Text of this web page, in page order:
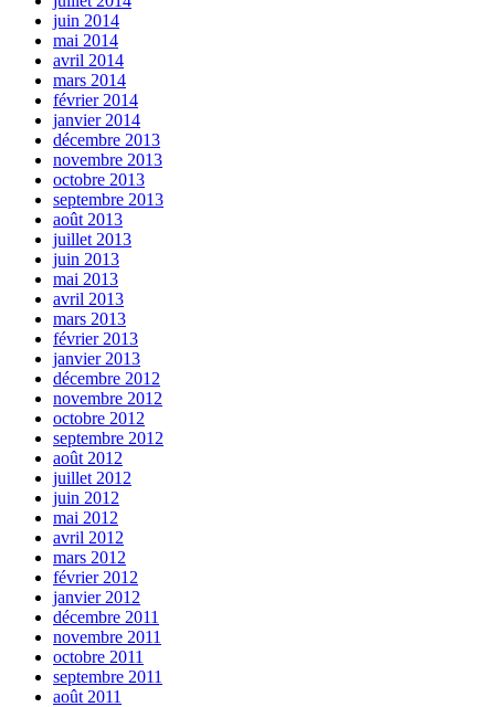
juin 2014
mai 2014
avril 2014
mars 2014
février 2014
janvier 2014
décembre 2013
novembre 2013
octobre 2013
septembre 2013
août 2013
juillet 2013
juin 2013
mai 2013
avril 2013
mars 2013
février 2013
janvier 2013
décembre 2012
novembre 2012
octobre 2012
septembre 2012
août 2012
juillet 2012
juin 2012
mai 2012
avril 2012
mars 2012
février 2012
janvier 2012
décembre 2011
novembre 2011
octobre 2011
septembre 2011
août 2011